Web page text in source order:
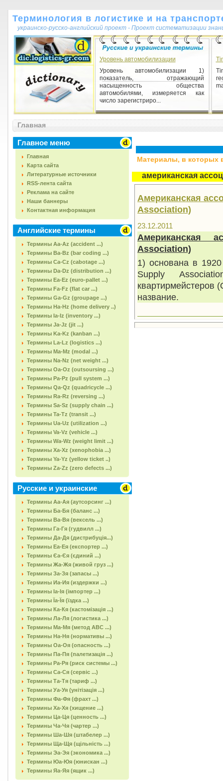
Терминология в логистике и на
украинско-русско-английский проект - Проект систематизации
Уровень автомобилизации
Уровень автомобилизации 1)
показатель, отражающий
насыщенность общества
автомобилями, измеряется как
число зарегистриро...
Главная
Главное меню
Главная
Карта сайта
Литературные источники
RSS-лента сайта
Реклама на сайте
Наши баннеры
Контактная информация
Английские термины
Термины Aa-Az (accident ...)
Термины Ba-Bz (bar coding ...)
Термины Ca-Cz (cabotage ...)
Термины Da-Dz (distribution ...)
Термины Ea-Ez (euro-pallet ...)
Термины Fa-Fz (flat car ...)
Термины Ga-Gz (groupage ...)
Термины Ha-Hz (home delivery ..)
Термины Ia-Iz (inventory ...)
Термины Ja-Jz (jit ...)
Термины Ka-Kz (kanban ...)
Термины La-Lz (logistics ...)
Термины Ma-Mz (modal ...)
Термины Na-Nz (net weight ...)
Термины Oa-Oz (outsoursing ...)
Термины Pa-Pz (pull system ...)
Термины Qa-Qz (quadricycle ...)
Термины Ra-Rz (reversing ...)
Термины Sa-Sz (supply chain ...)
Термины Ta-Tz (transit ...)
Термины Ua-Uz (utilization ...)
Термины Va-Vz (vehicle ...)
Термины Wa-Wz (weight limit ...)
Термины Xa-Xz (xenophobia ...)
Термины Ya-Yz (yellow ticket ..)
Термины Za-Zz (zero defects ...)
Русские и украинские
Термины Аа-Ая (аутсорсинг ...)
Термины Ба-Бя (баланс ...)
Термины Ва-Вя (вексель ...)
Термины Га-Гя (гудвилл ...)
Термины Да-Дя (дистрибуція...)
Термины Еа-Ея (експортер ...)
Термины Єа-Єя (єдиний ...)
Термины Жа-Жя (живой груз ...)
Термины За-Зя (запасы ...)
Термины Иа-Ия (издержки ...)
Термины Іа-Ія (імпортер ...)
Термины Їа-Їя (їздка ...)
Термины Ка-Кя (кастомізація ...)
Термины Ла-Ля (логистика ...)
Термины Ма-Мя (метод АВС ...)
Термины На-Ня (нормативы ...)
Термины Оа-Оя (опасность ...)
Термины Па-Пя (палетизація ...)
Термины Ра-Ря (риск системы ...)
Термины Са-Ся (сервіс ...)
Термины Та-Тя (тариф ...)
Термины Уа-Уя (унітізація ...)
Термины Фа-Фя (фрахт ...)
Термины Ха-Хя (хищение ...)
Термины Ца-Ця (ценность ...)
Термины Ча-Чя (чартер ...)
Термины Ша-Шя (штабелер ...)
Термины Ща-Щя (щільність ...)
Термины Эа-Эя (экономика ...)
Термины Юа-Юя (юнискан ...)
Термины Яа-Яя (ящик ...)
Материалы, в которых
американская
Американская
Association)
23.12.2011
Американская
Association)
1) основана в 1920
Supply
квартирмейстеров
название.